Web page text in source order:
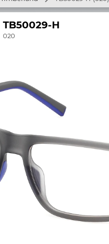
TB50029-H
020